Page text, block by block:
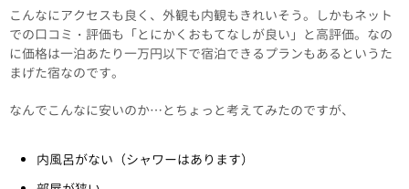
こんなにアクセスも良く、外観も内観もきれいそう。しかもネット
での口コミ・評価も「とにかくおもてなしが良い」と高評価。なの
に価格は一泊あたり一万円以下で宿泊できるプランもあるというた
まげた宿なのです。
なんでこんなに安いのか…とちょっと考えてみたのですが、
内風呂がない（シャワーはあります）